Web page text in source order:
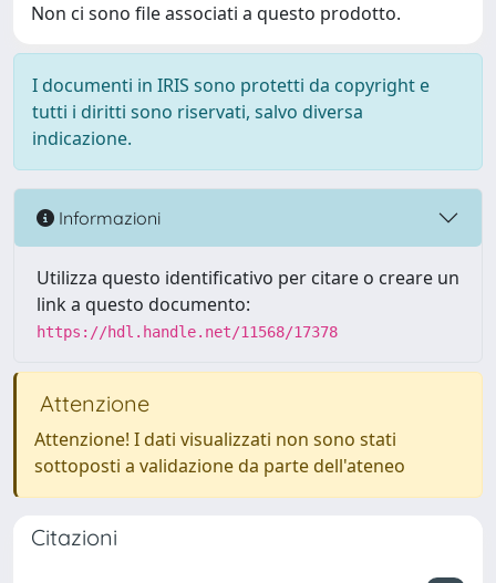
Non ci sono file associati a questo prodotto.
I documenti in IRIS sono protetti da copyright e
tutti i diritti sono riservati, salvo diversa
indicazione.
Informazioni
Utilizza questo identificativo per citare o creare un
link a questo documento:
https://hdl.handle.net/11568/17378
Attenzione
Attenzione! I dati visualizzati non sono stati
sottoposti a validazione da parte dell'ateneo
Citazioni